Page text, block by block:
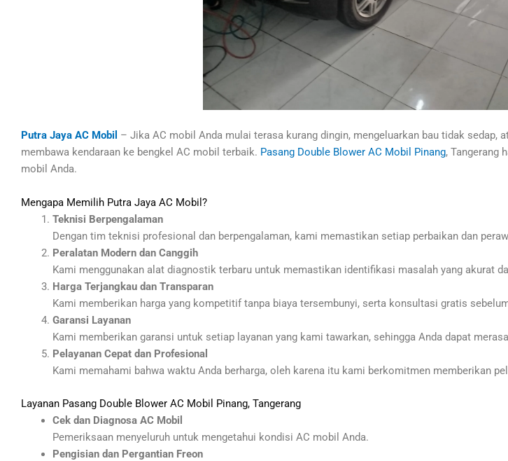
Putra Jaya AC Mobil – Jika AC mobil Anda mulai terasa kurang dingin, mengeluarkan bau tidak sedap,
membawa kendaraan ke bengkel AC mobil terbaik. Pasang Double Blower AC Mobil Pinang, Tangerang
mobil Anda.
Mengapa Memilih Putra Jaya AC Mobil?
Teknisi Berpengalaman
Dengan tim teknisi profesional dan berpengalaman, kami memastikan setiap perbaikan dan
Peralatan Modern dan Canggih
Kami menggunakan alat diagnostik terbaru untuk memastikan identifikasi masalah yang akurat
Harga Terjangkau dan Transparan
Kami memberikan harga yang kompetitif tanpa biaya tersembunyi, serta konsultasi gratis
Garansi Layanan
Kami memberikan garansi untuk setiap layanan yang kami tawarkan, sehingga Anda dapat
Pelayanan Cepat dan Profesional
Kami memahami bahwa waktu Anda berharga, oleh karena itu kami berkomitmen memberikan
Layanan Pasang Double Blower AC Mobil Pinang, Tangerang
Cek dan Diagnosa AC Mobil
Pemeriksaan menyeluruh untuk mengetahui kondisi AC mobil Anda.
Pengisian dan Pergantian Freon